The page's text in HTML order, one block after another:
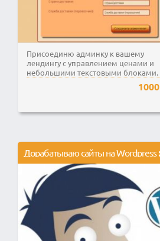
Присоединю админку к вашему
лендингу с управлением ценами и
небольшими текстовыми блоками.
1000
Дорабатываю сайты на Wordpress